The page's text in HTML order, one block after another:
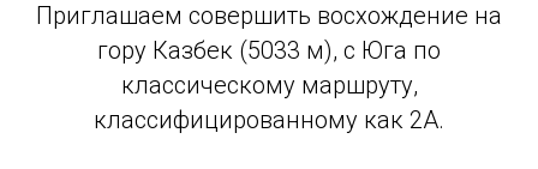
Приглашаем совершить восхождение на
гору Казбек (5033 м), с Юга по
классическому маршруту,
классифицированному как 2А.